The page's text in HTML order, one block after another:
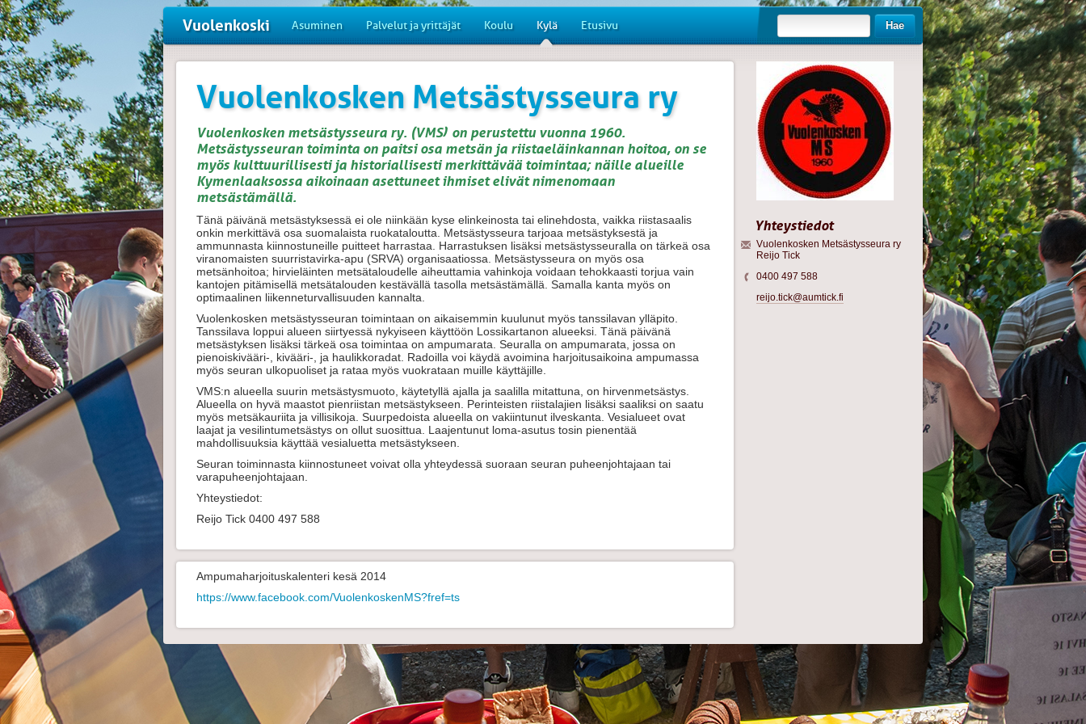
Vuolenkoski Asuminen Palvelut ja yrittäjät Koulu Kylä Etusivu Hae
Vuolenkosken Metsästysseura ry
Vuolenkosken metsästysseura ry. (VMS) on perustettu vuonna 1960.
Metsästysseuran toiminta on paitsi osa metsän ja riistaeläinkannan hoitoa, on se
myös kulttuurillisesti ja historiallisesti merkittävää toimintaa; näille alueille
Kymenlaaksossa aikoinaan asettuneet ihmiset elivät nimenomaan
metsästämällä.
Tänä päivänä metsästyksessä ei ole niinkään kyse elinkeinosta tai elinehdosta, vaikka riistasaalis
onkin merkittävä osa suomalaista ruokataloutta. Metsästysseura tarjoaa metsästyksestä ja
ammunnasta kiinnostuneille puitteet harrastaa. Harrastuksen lisäksi metsästysseuralla on tärkeä osa
viranomaisten suurristavirka-apu (SRVA) organisaatiossa. Metsästysseura on myös osa
metsänhoitoa; hirvieläinten metsätaloudelle aiheuttamia vahinkoja voidaan tehokkaasti torjua vain
kantojen pitämisellä metsätalouden kestävällä tasolla metsästämällä. Samalla kanta myös on
optimaalinen liikenneturvallisuuden kannalta.
Vuolenkosken metsästysseuran toimintaan on aikaisemmin kuulunut myös tanssilavan ylläpito.
Tanssilava loppui alueen siirtyessä nykyiseen käyttöön Lossikartanon alueeksi. Tänä päivänä
metsästyksen lisäksi tärkeä osa toimintaa on ampumarata. Seuralla on ampumarata, jossa on
pienoiskivääri-, kivääri-, ja haulikkoradat. Radoilla voi käydä avoimina harjoitusaikoina ampumassa
myös seuran ulkopuoliset ja rataa myös vuokrataan muille käyttäjille.
VMS:n alueella suurin metsästysmuoto, käytetyllä ajalla ja saalilla mitattuna, on hirvenmetsästys.
Alueella on hyvä maastot pienriistan metsästykseen. Perinteisten riistalajien lisäksi saaliksi on saatu
myös metsäkauriita ja villisikoja. Suurpedoista alueella on vakiintunut ilveskanta. Vesialueet ovat
laajat ja vesilintumetsästys on ollut suosittua. Laajentunut loma-asutus tosin pienentää
mahdollisuuksia käyttää vesialuetta metsästykseen.
Seuran toiminnasta kiinnostuneet voivat olla yhteydessä suoraan seuran puheenjohtajaan tai
varapuheenjohtajaan.
Yhteystiedot:
Reijo Tick 0400 497 588
Ampumaharjoituskalenteri kesä 2014
https://www.facebook.com/VuolenkoskenMS?fref=ts
Yhteystiedot
Vuolenkosken Metsästysseura ry
Reijo Tick
0400 497 588
reijo.tick@aumtick.fi